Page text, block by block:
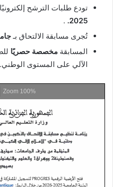
تودع طلبات الترشح
2025.
.
تُجرى مسابقة الالتحاق بـ
المسابقة مخصصة حصريًا
الآلي على المستوى الوطني.
Zoom 100%